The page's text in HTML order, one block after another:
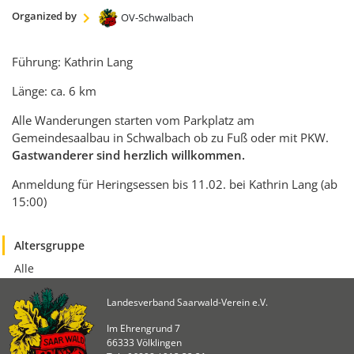
Naturschutz
Heimatpflege
Heimatpreis
WANDERN
Unsere Wege im
SWV
Wegemanagement
Wandertipps
Aktivitätenübersicht
ANGEBOTE
Mitgliedschaft
Organized by OV-Schwalbach
Führung: Kathrin Lang
Länge: ca. 6 km
Alle Wanderungen starten vom Parkplatz am
Gemeindesaalbau in Schwalbach ob zu Fuß oder mit PKW.
Gastwanderer sind herzlich willkommen.
Anmeldung für Heringsessen bis 11.02. bei Kathrin Lang (ab
15:00)
Altersgruppe
Alle
Landesverband Saarwald-Verein e.V.
Im Ehrengrund 7
66333 Völklingen